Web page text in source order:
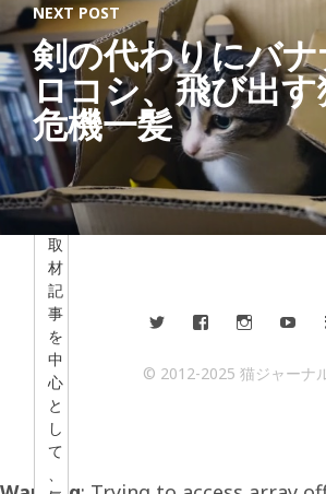
け
し
て
い
ま
す
。
現
在
は
取
材
記
事
を
中
心
と
し
て
、
NEXT POST
剣の代わりにバ
ロコシ、飛び出
危機一髪
© 2012-2025 猫ジャーナ